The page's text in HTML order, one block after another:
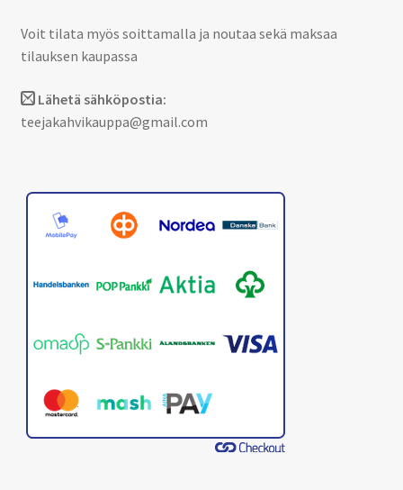
Voit tilata myös soittamalla ja noutaa sekä maksaa
tilauksen kaupassa
Lähetä sähköpostia:
teejakahvikauppa@gmail.com